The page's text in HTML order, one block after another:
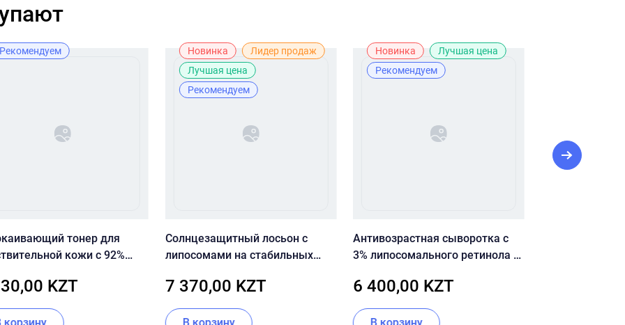
Рекомендуем
тонер для
кожи с 92%
92 TonerKZT
Новинка
Лидер продаж
Лучшая цена
Рекомендуем
Солнцезащитный лосьон с
липосомами на стабильных
Blemish Sun Lotion SPF50+
PA++++ 60 мл
7 370,00 KZT
Новинка
Лучшая цена
Рекомендуем
Антивозрастная сыворотка с
3% липосомального ретинола и
Repair Serum
6 400,00 KZT